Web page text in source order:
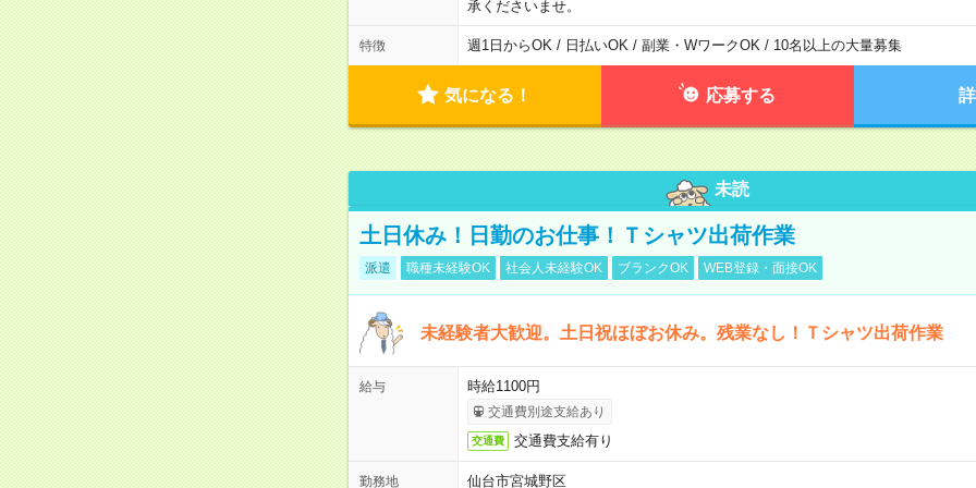
承くださいませ。
特徴 週1日からOK / 日払いOK / 副業・WワークOK / 10名以上の大量募集
気になる！ 応募する
未読
土日休み！日勤のお仕事！Ｔシャツ出荷作業
派遣 職種未経験OK 社会人未経験OK ブランクOK WEB登録・面接OK
未経験者大歓迎。土日祝ほぼお休み。残業なし！Ｔシャツ出荷作業
給与 時給1100円
交通費別途支給あり
交通費 交通費支給有り
勤務地 仙台市宮城野区